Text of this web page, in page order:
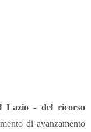
Lazio - del ricorso
di avanzamento